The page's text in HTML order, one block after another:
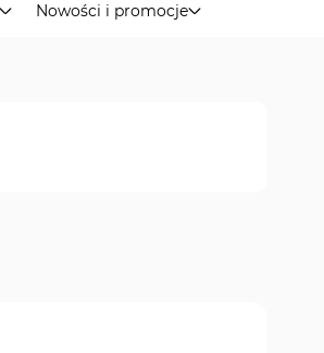
Nowości i promocje